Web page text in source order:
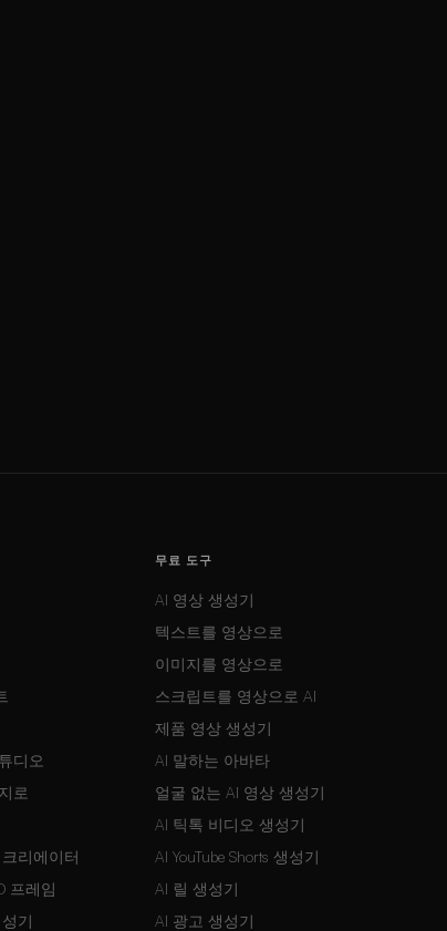
디오
로
리에이터
프레임
기
무료 도구
AI 영상 생성기
텍스트를 영상으로
이미지를 영상으로
스크립트를 영상으로 AI
제품 영상 생성기
AI 말하는 아바타
얼굴 없는 AI 영상 생성기
AI 틱톡 비디오 생성기
AI YouTube Shorts 생성기
AI 릴 생성기
AI 광고 생성기